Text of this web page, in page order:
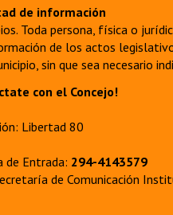
de información
Toda persona, física o
de los actos
sin que sea necesario
con el Concejo!
Libertad 80
de Entrada: 294-4143579
de Comunicación